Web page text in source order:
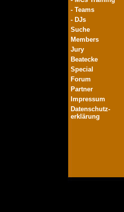
- Teams
- DJs
Suche
Members
Jury
Beatecke
Special
Forum
Partner
Impressum
Datenschutz-
erklärung